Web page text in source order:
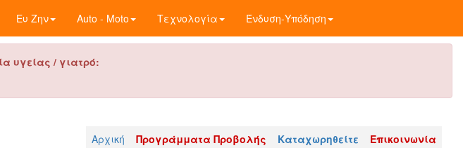
Ευ Ζην Auto - Moto Τεχνολογία Ένδυση-Υπόδηση
υγείας / γιατρό:
Αρχική
Προγράμματα Προβολής Καταχωρηθείτε Επικοινωνία